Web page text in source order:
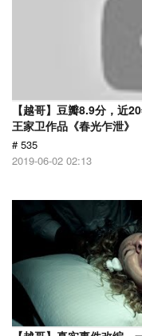
【越哥】豆瓣8.9分，近
王家卫作品《春光乍泄》
# 535
2019-06-02 02:13